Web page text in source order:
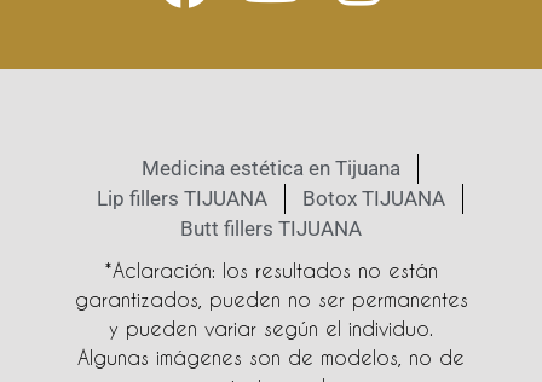
Medicina estética en Tijuana
Lip fillers TIJUANA
Botox TIJUANA
Butt fillers TIJUANA
*Aclaración: los resultados no están
garantizados, pueden no ser permanentes
y pueden variar según el individuo.
Algunas imágenes son de modelos, no de